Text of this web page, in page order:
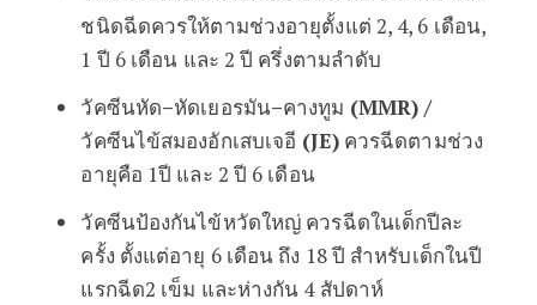
ชนิดฉีดควรให้ตามช่วงอายุตั้งแต่ 2, 4, 6 เดือน,
1 ปี 6 เดือน และ 2 ปี ครึ่งตามลำดับ
วัคซีนหัด–หัดเยอรมัน–คางทูม (MMR) /
วัคซีนไข้สมองอักเสบเจอี (JE)ควรฉีดตามช่วง
อายุคือ 1ปี และ 2 ปี 6 เดือน
วัคซีนป้องกันไข้หวัดใหญ่ ควรฉีดในเด็กปีละ
ครั้ง ตั้งแต่อายุ 6 เดือน ถึง 18 ปี สำหรับเด็กในปี
แรกฉีด2 เข็ม และห่างกัน 4 สัปดาห์